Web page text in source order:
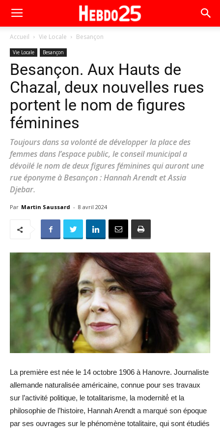
Accueil Vie Locale Besançon
Vie Locale Besançon
Besançon. Aux Hauts de
Chazal, deux nouvelles rues
portent le nom de figures
féminines
Toujours dans sa volonté de développer la place des
femmes dans l’espace public, le conseil municipal a
dévoilé le nom de deux figures féminines qui auront une
rue éponyme à Besançon : Hannah Arendt et Assia
Djebar.
Par Martin Saussard - 8 avril 2024
La première est née le 14 octobre 1906 à Hanovre. Journaliste
allemande naturalisée américaine, connue pour ses travaux
sur l’activité politique, le totalitarisme, la modernité́ et la
philosophie de l’histoire, Hannah Arendt a marqué son époque
par ses ouvrages sur le phénomène totalitaire, qui sont étudiés